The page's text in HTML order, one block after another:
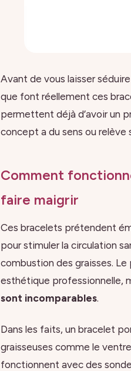
Avant de vous laisser
que font réellement ces
permettent déjà d’avoir un
concept a du sens ou
Comment
faire maigrir
Ces bracelets prétendent
pour stimuler la circulation
combustion des graisses.
esthétique professionnelle,
sont incomparables.
Dans les faits, un bracelet
graisseuses comme le
fonctionnent avec des